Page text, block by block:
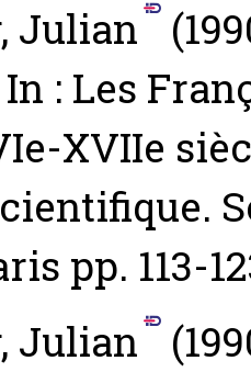
Julian
In : Les
XVIIe
pp. 113-
Julian